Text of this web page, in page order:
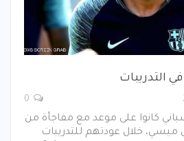
التدريبات
كانوا على موعد مع مفاجأة من
ميسي، خلال عودتهم للتدريبات